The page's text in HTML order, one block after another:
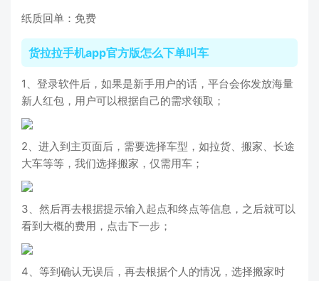
纸质回单：免费
货拉拉手机app官方版怎么下单叫车
1、登录软件后，如果是新手用户的话，平台会你发放海量
新人红包，用户可以根据自己的需求领取；
2、进入到主页面后，需要选择车型，如拉货、搬家、长途
大车等等，我们选择搬家，仅需用车；
3、然后再去根据提示输入起点和终点等信息，之后就可以
看到大概的费用，点击下一步；
4、等到确认无误后，再去根据个人的情况，选择搬家时